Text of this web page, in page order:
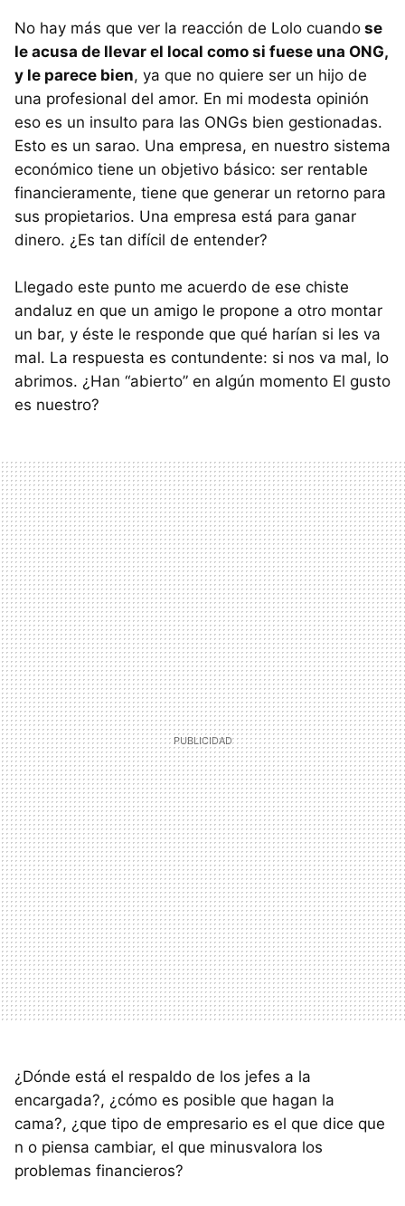
No hay más que ver la reacción de Lolo cuando se
le acusa de llevar el local como si fuese una ONG,
y le parece bien, ya que no quiere ser un hijo de
una profesional del amor. En mi modesta opinión
eso es un insulto para las ONGs bien gestionadas.
Esto es un sarao. Una empresa, en nuestro sistema
económico tiene un objetivo básico: ser rentable
financieramente, tiene que generar un retorno para
sus propietarios. Una empresa está para ganar
dinero. ¿Es tan difícil de entender?
Llegado este punto me acuerdo de ese chiste
andaluz en que un amigo le propone a otro montar
un bar, y éste le responde que qué harían si les va
mal. La respuesta es contundente: si nos va mal, lo
abrimos. ¿Han “abierto” en algún momento El gusto
es nuestro?
¿Dónde está el respaldo de los jefes a la
encargada?, ¿cómo es posible que hagan la
cama?, ¿que tipo de empresario es el que dice que
n o piensa cambiar, el que minusvalora los
problemas financieros?